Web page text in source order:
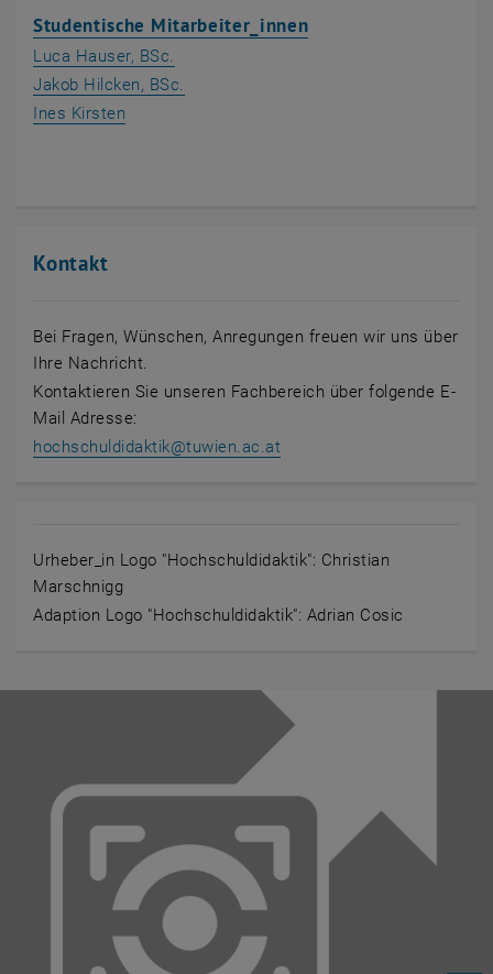
Studentische Mitarbeiter_innen
Luca Hauser, BSc.
Jakob Hilcken, BSc.
Ines Kirsten
Kontakt
Bei Fragen, Wünschen, Anregungen freuen wir uns über
Ihre Nachricht.
Kontaktieren Sie unseren Fachbereich über folgende E-
Mail Adresse:
hochschuldidaktik@tuwien.ac.at
Urheber_in Logo "Hochschuldidaktik": Christian
Marschnigg
Adaption Logo "Hochschuldidaktik": Adrian Cosic